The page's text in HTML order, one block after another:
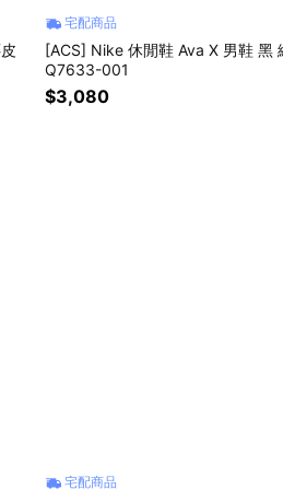
宅配商品
[ACS] Nike 休閒鞋 Ava X 男鞋 黑
Q7633-001
$3,080
宅配商品